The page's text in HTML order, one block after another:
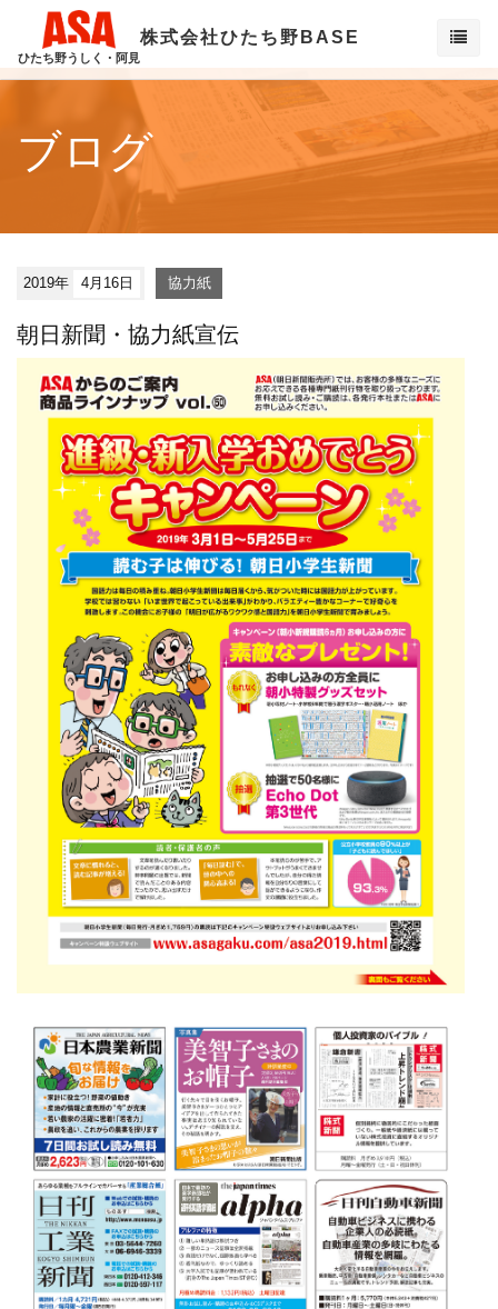
ひたち野うしく・阿見
株式会社ひたち野BASE
ブログ
2019年 4月16日 協力紙
朝日新聞・協力紙宣伝